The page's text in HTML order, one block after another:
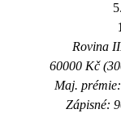
Rovina
60000 Kč
Maj.
Zápisné: